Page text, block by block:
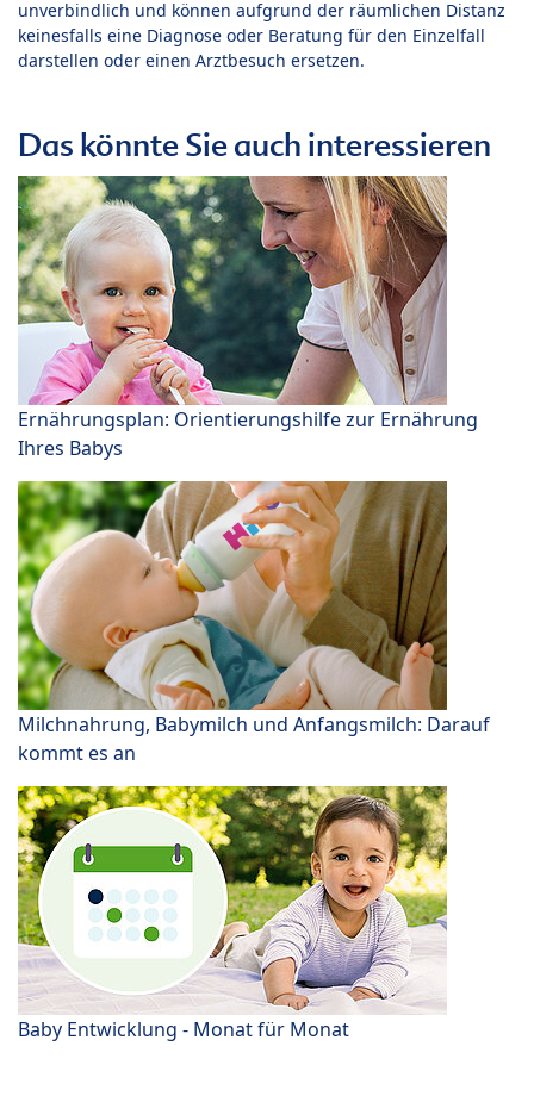
unverbindlich und können aufgrund der räumlichen Distanz
keinesfalls eine Diagnose oder Beratung für den Einzelfall
darstellen oder einen Arztbesuch ersetzen.
Das könnte Sie auch interessieren
Ernährungsplan: Orientierungshilfe zur Ernährung
Ihres Babys
Milchnahrung, Babymilch und Anfangsmilch: Darauf
kommt es an
Baby Entwicklung - Monat für Monat